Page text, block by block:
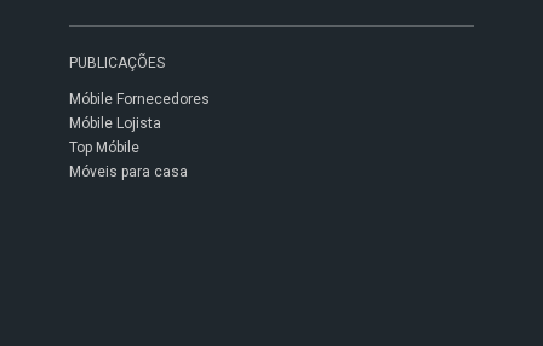
PUBLICAÇÕES
Móbile Fornecedores
Móbile Lojista
Top Móbile
Móveis para casa